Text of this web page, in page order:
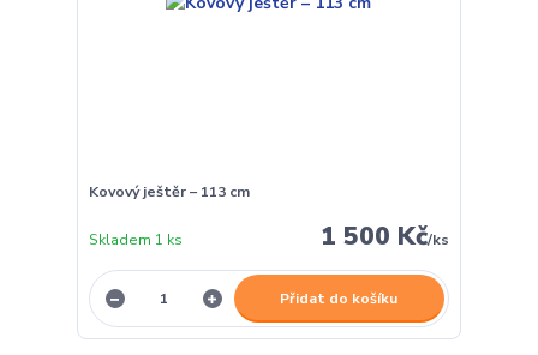
Kovový ještěr – 113 cm
1 500 Kč/ks
Skladem 1 ks
Přidat do košíku